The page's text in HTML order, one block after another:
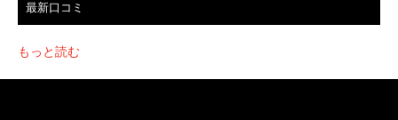
最新口コミ
もっと読む